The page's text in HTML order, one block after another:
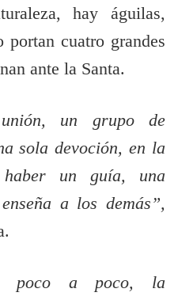
hay águilas,
cuatro grandes
ante la Santa.
un grupo de
sola devoción, en la
un guía, una
a los demás”,
poco a poco, la